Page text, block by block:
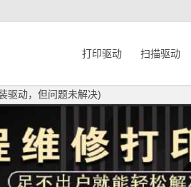
打印驱动 扫描驱动
驱动，但问题未解决)